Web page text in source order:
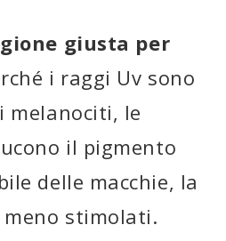
giusta per
i raggi Uv sono
melanociti, le
il pigmento
delle macchie, la
stimolati.